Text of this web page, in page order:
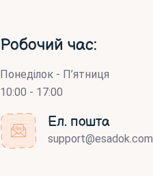
Робочий час:
Понеділок - П’ятниця
10:00 - 17:00
Ел. пошта
support@esadok.com